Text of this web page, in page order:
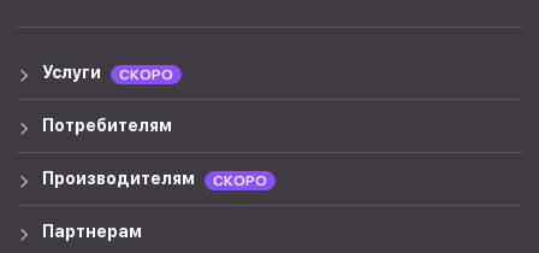
Услуги СКОРО
Потребителям
Производителям СКОРО
Партнерам